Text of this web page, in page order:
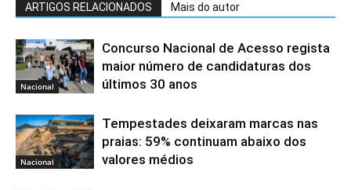
ARTIGOS RELACIONADOS Mais do autor
Nacional
Concurso Nacional de Acesso regista
maior número de candidaturas dos
últimos 30 anos
Nacional
Tempestades deixaram marcas nas
praias: 59% continuam abaixo dos
valores médios